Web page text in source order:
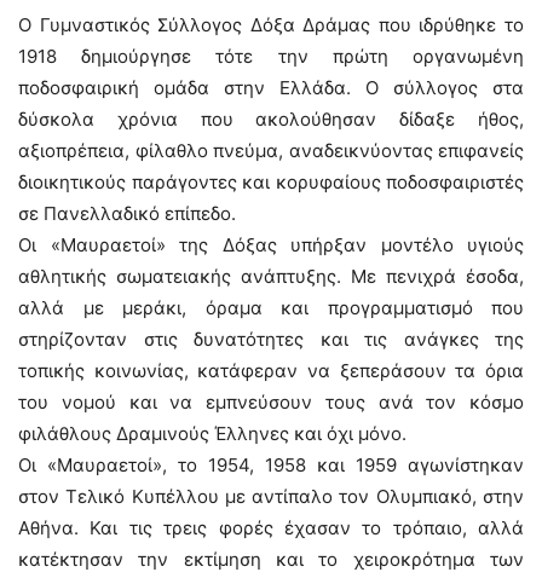
Ο Γυμναστικός Σύλλογος Δόξα Δράμας που ιδρύθηκε το
1918 δημιούργησε τότε την πρώτη οργανωμένη
ποδοσφαιρική ομάδα στην Ελλάδα. Ο σύλλογος στα
δύσκολα χρόνια που ακολούθησαν δίδαξε ήθος,
αξιοπρέπεια, φίλαθλο πνεύμα, αναδεικνύοντας επιφανείς
διοικητικούς παράγοντες και κορυφαίους ποδοσφαιριστές
σε Πανελλαδικό επίπεδο.
Οι «Μαυραετοί» της Δόξας υπήρξαν μοντέλο υγιούς
αθλητικής σωματειακής ανάπτυξης. Με πενιχρά έσοδα,
αλλά με μεράκι, όραμα και προγραμματισμό που
στηρίζονταν στις δυνατότητες και τις ανάγκες της
τοπικής κοινωνίας, κατάφεραν να ξεπεράσουν τα όρια
του νομού και να εμπνεύσουν τους ανά τον κόσμο
φιλάθλους Δραμινούς Έλληνες και όχι μόνο.
Οι «Μαυραετοί», το 1954, 1958 και 1959 αγωνίστηκαν
στον Τελικό Κυπέλλου με αντίπαλο τον Ολυμπιακό, στην
Αθήνα. Και τις τρεις φορές έχασαν το τρόπαιο, αλλά
κατέκτησαν την εκτίμηση και το χειροκρότημα των